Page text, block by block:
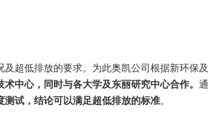
超低排放的要求。为此奥凯公司根据新环保及
中心，同时与各大学及东丽研究中心合作。 通
试，结论可以满足超低排放的标准。